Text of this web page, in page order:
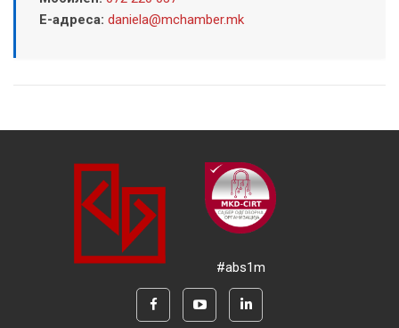
Е-адреса: daniela@mchamber.mk
#abs1m